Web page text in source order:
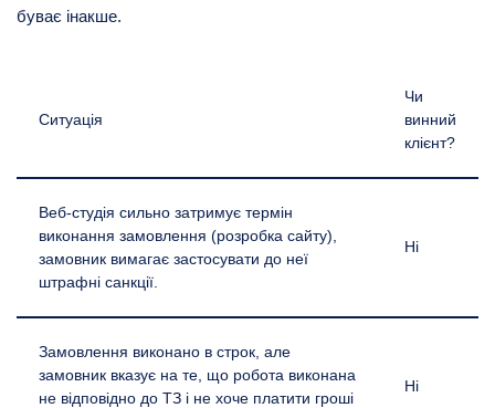
буває інакше.
Ситуація
Чи
винний
клієнт?
Веб-студія сильно затримує термін
виконання замовлення (розробка сайту),
замовник вимагає застосувати до неї
штрафні санкції.
Ні
Замовлення виконано в строк, але
замовник вказує на те, що робота виконана
не відповідно до ТЗ і не хоче платити гроші
Ні